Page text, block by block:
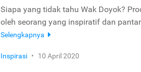
Siapa yang tidak tahu Wak Doyok?
oleh seorang yang inspiratif dan
Selengkapnya
Inspirasi • 10 April 2020